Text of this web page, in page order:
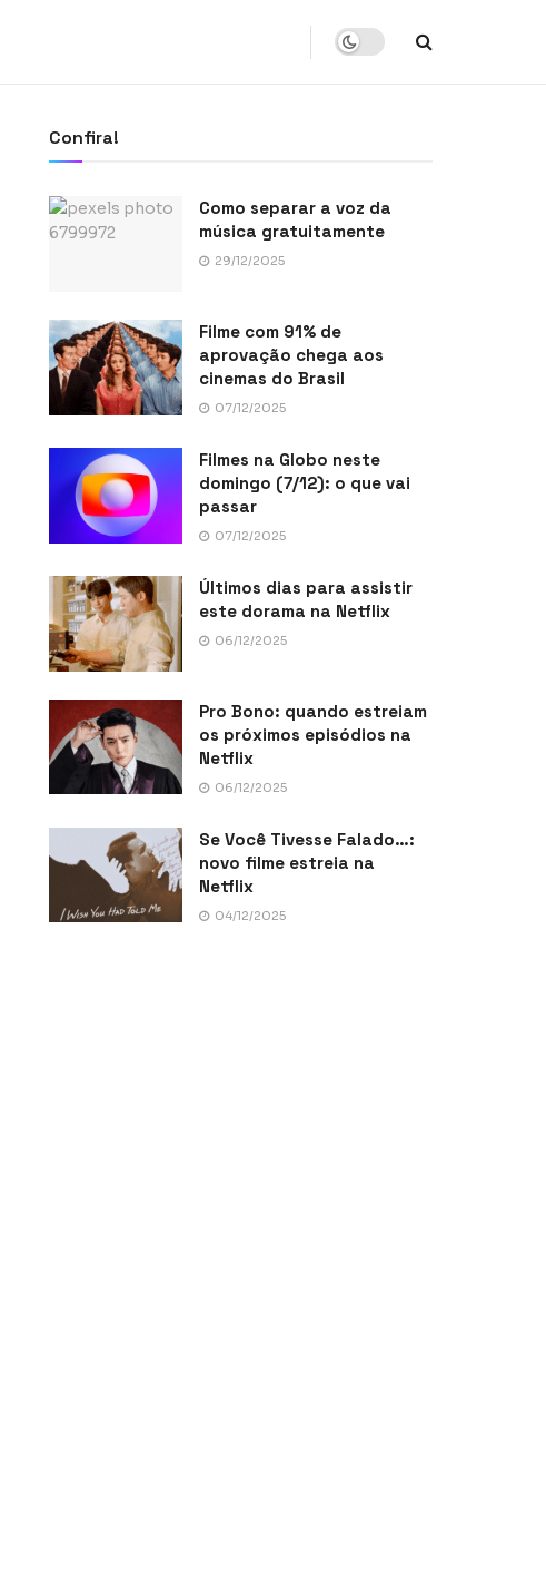
Confira!
Como separar a voz da
música gratuitamente
29/12/2025
Filme com 91% de
aprovação chega aos
cinemas do Brasil
07/12/2025
Filmes na Globo neste
domingo (7/12): o que vai
passar
07/12/2025
Últimos dias para assistir
este dorama na Netflix
06/12/2025
Pro Bono: quando estreiam
os próximos episódios na
Netflix
06/12/2025
Se Você Tivesse Falado…:
novo filme estreia na
Netflix
04/12/2025